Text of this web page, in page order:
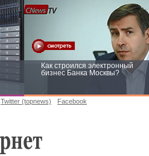
Как строился электронный
бизнес Банка Москвы?
Twitter (topnews) Facebook